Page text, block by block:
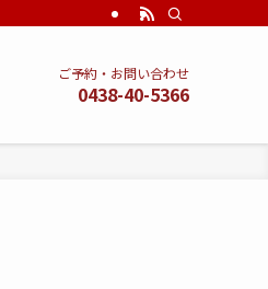
ご予約・お問い合わせ
0438-40-5366